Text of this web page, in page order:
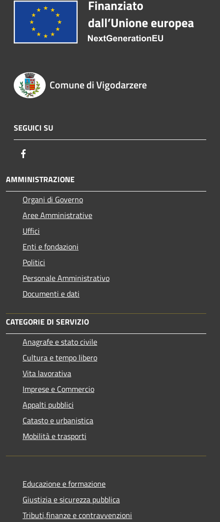
Comune di Vigodarzere
SEGUICI SU
AMMINISTRAZIONE
Organi di Governo
Aree Amministrative
Uffici
Enti e fondazioni
Politici
Personale Amministrativo
Documenti e dati
CATEGORIE DI SERVIZIO
Anagrafe e stato civile
Cultura e tempo libero
Vita lavorativa
Imprese e Commercio
Appalti pubblici
Catasto e urbanistica
Mobilità e trasporti
Educazione e formazione
Giustizia e sicurezza pubblica
Tributi,finanze e contravvenzioni